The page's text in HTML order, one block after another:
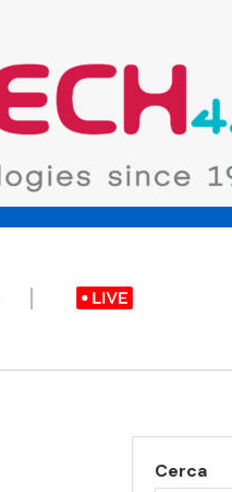
Cerca